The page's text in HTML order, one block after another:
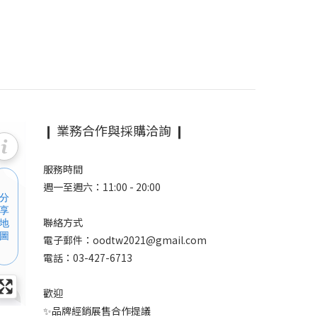
❙ 業務合作與採購洽詢 ❙
服務時間
週一至週六：11:00 - 20:00
聯絡方式
電子郵件：oodtw2021@gmail.com
電話：03-427-6713
歡迎
✨品牌經銷展售合作提議